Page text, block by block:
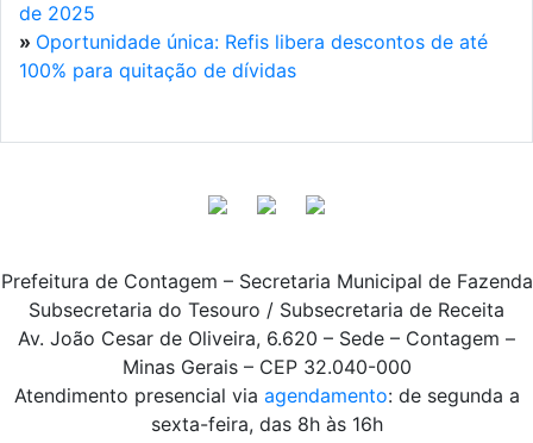
de 2025
» Oportunidade única: Refis libera descontos de até
100% para quitação de dívidas
Prefeitura de Contagem – Secretaria Municipal de Fazenda
Subsecretaria do Tesouro / Subsecretaria de Receita
Av. João Cesar de Oliveira, 6.620 – Sede – Contagem –
Minas Gerais – CEP 32.040-000
Atendimento presencial via agendamento: de segunda a
sexta-feira, das 8h às 16h